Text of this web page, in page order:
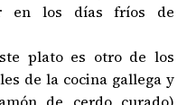
en los días fríos de
plato es otro de los
de la cocina gallega y
de cerdo curado)